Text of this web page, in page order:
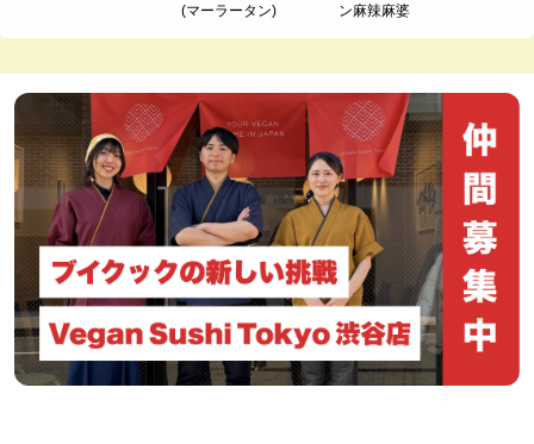
(マーラータン)
ン麻辣麻婆